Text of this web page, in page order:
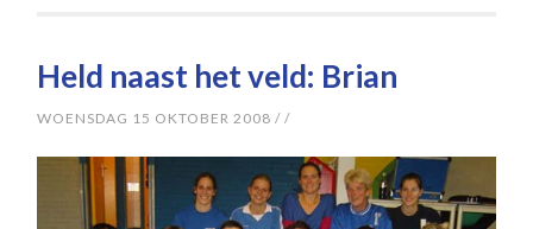
Held naast het veld: Brian
WOENSDAG 15 OKTOBER 2008 //